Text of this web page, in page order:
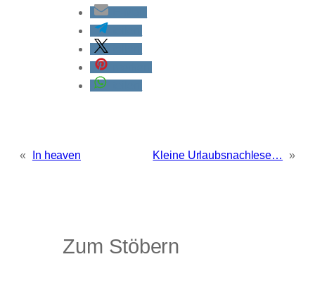
« In heaven Kleine Urlaubsnachlese… »
Zum Stöbern